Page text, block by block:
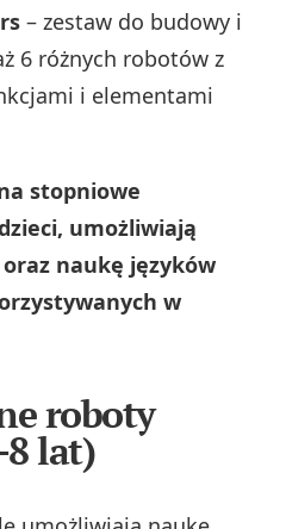
– zestaw do budowy i
6 różnych robotów z
i elementami
stopniowe
umożliwiają
naukę języków
w
roboty
8 lat)